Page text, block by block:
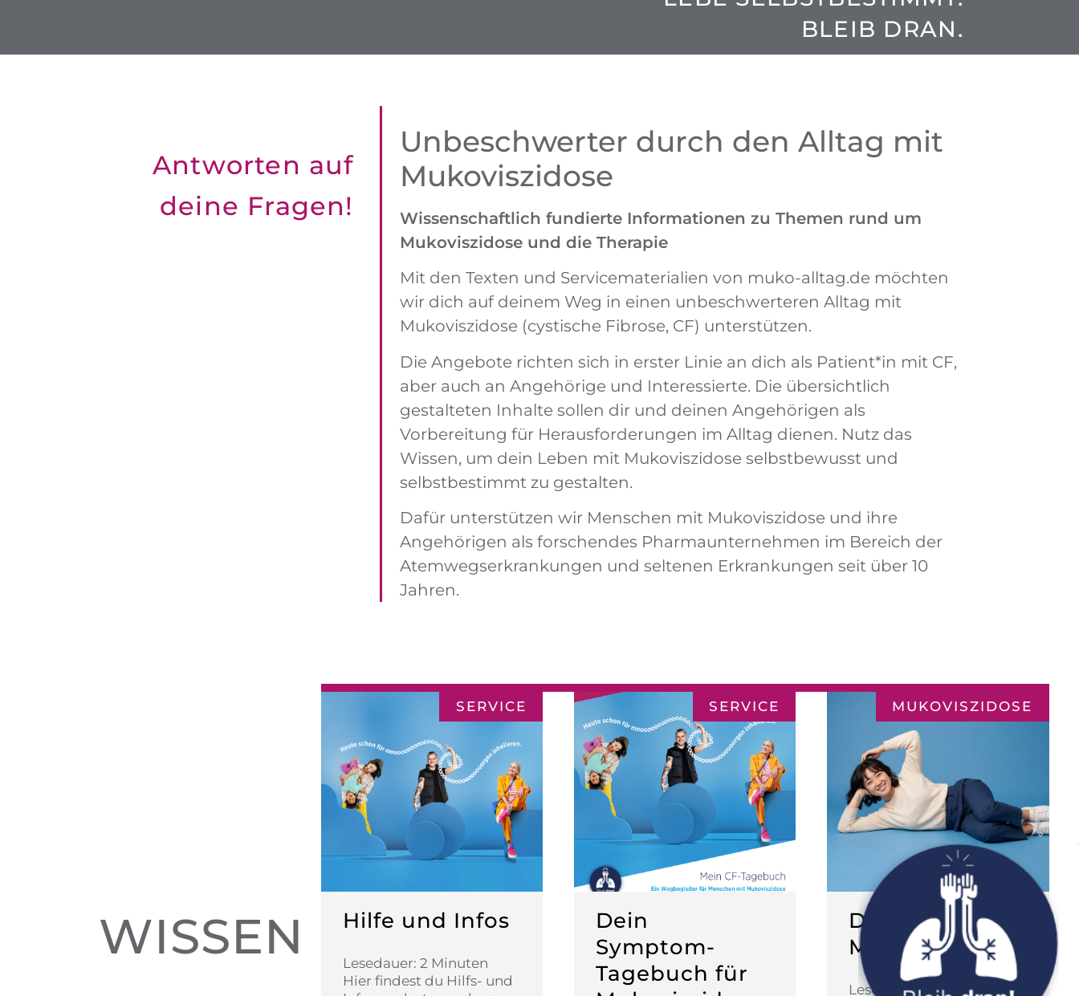
SELBSTBESTIMMT
IM ALLTAG
WARUM SICH DAS
DRANBLEIBEN
WIRKLICH AUSZAHLT
MEHR ERFAHREN
BLEIB DRAN.
Antworten auf
deine Fragen!
Unbe­schwerter durch den Alltag mit
Mukoviszidose
Wissenschaftlich fundierte Informationen zu Themen rund um
Muko­viszidose und die Therapie
Mit den Texten und Service­materialien von muko-alltag.de möchten
wir dich auf deinem Weg in einen unbeschwer­teren Alltag mit
Mukoviszidose (cystische Fibrose, CF) unter­stützen.
Die Angebote richten sich in erster Linie an dich als Patient*in mit CF,
aber auch an Angehörige und Interessierte. Die übersichtlich
gestalteten Inhalte sollen dir und deinen Angehörigen als
Vorbereitung für Herausforderungen im Alltag dienen. Nutz das
Wissen, um dein Leben mit Mukoviszidose selbstbewusst und
selbstbestimmt zu gestalten.
Dafür unterstützen wir Menschen mit Mukoviszidose und ihre
Angehörigen als forschendes Pharmaunternehmen im Bereich der
Atemwegserkrankungen und seltenen Erkrankungen seit über 10
Jahren.
WISSEN
SERVICE
Hilfe und Infos
Lesedauer: 2 Minuten
Hier findest du Hilfs- und
SERVICE
Dein
Symptom-
Tagebuch für
MUKOVISZIDOSE
Definition von
Mukoviszidose
Lesedauer: 2 Minuten